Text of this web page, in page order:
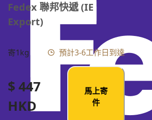
Fedex 聯邦快遞 (IE
Export)
寄1kg 預計3-6工作日到達
$ 447
HKD
馬上寄
件